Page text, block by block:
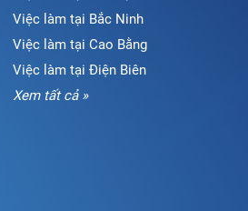
Việc làm tại Bắc Ninh
Việc làm tại Cao Bằng
Việc làm tại Điện Biên
Xem tất cả »